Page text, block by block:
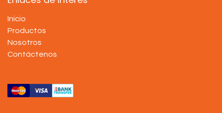
Inicio
Productos
Nosotros
Contáctenos